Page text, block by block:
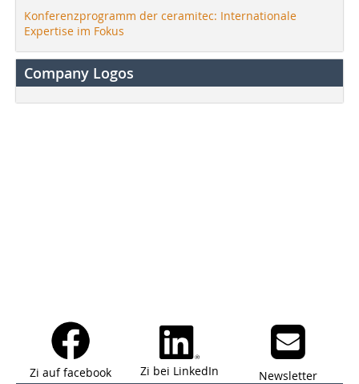
Konferenzprogramm der ceramitec: Internationale
Expertise im Fokus
Company Logos
Zi auf facebook Zi bei LinkedIn Newsletter